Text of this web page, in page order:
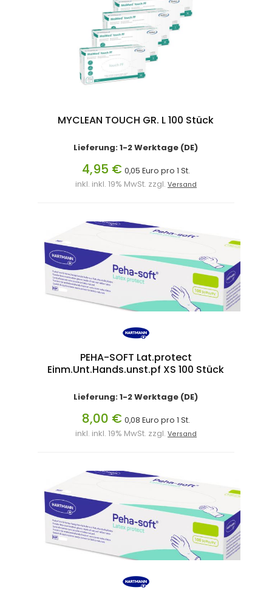
MYCLEAN TOUCH GR. L 100 Stück
Lieferung: 1-2 Werktage (DE)
4,95 € 0,05 Euro pro 1 St.
inkl. inkl. 19% MwSt. zzgl. Versand
PEHA-SOFT Lat.protect
Einm.Unt.Hands.unst.pf XS 100 Stück
Lieferung: 1-2 Werktage (DE)
8,00 € 0,08 Euro pro 1 St.
inkl. inkl. 19% MwSt. zzgl. Versand